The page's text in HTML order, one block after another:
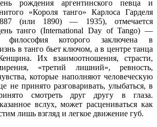
рождения аргентинского певца и
«Короля танго» Карлоса Гарделя
(или 1890) — 1935), отмечается
танго (International Day of Tango) —
философия которого заключена в
в танго бьет ключом, а в центре танца
Их взаимоотношения, страсти,
«третий лишний», ревность,
которые наполняют человеческую
не принято разговаривать, улыбаться, в
смотреть друг другу в глаза.
вслух, может расцениваться как
лишь взгляд и легкое движение губ.